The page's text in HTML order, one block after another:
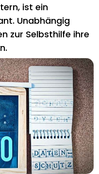
ist ein
Unabhängig
zur Selbsthilfe ihre